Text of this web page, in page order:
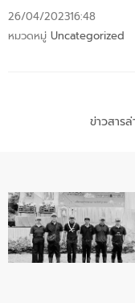
26/04/202316:48
หมวดหมู่ Uncategorized
ข่าวสาร